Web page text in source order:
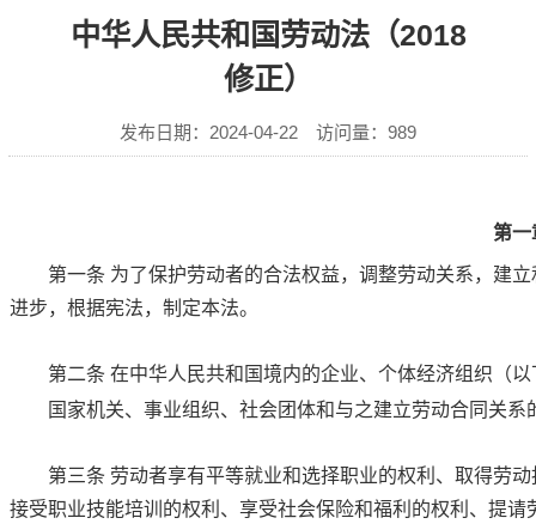
中华人民共和国劳动法（2018
修正）
发布日期：2024-04-22 访问量：989
第
第一条 为了保护劳动者的合法权益，调整劳动关系，建
进步，根据宪法，制定本法。
第二条 在中华人民共和国境内的企业、个体经济组织（
国家机关、事业组织、社会团体和与之建立劳动合同关
第三条 劳动者享有平等就业和选择职业的权利、取得劳
接受职业技能培训的权利、享受社会保险和福利的权利、提